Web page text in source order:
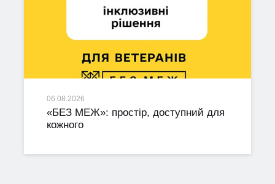
06.08.2026
«БЕЗ МЕЖ»: простір, доступний для
кожного